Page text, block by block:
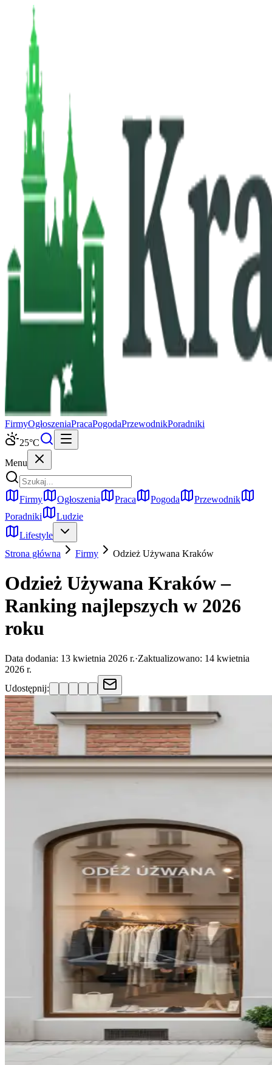
FirmyOgłoszeniaPracaPogodaPrzewodnikPoradniki
25°C
Menu
Firmy Ogłoszenia Praca Pogoda
Przewodnik
Poradniki
Ludzie
Lifestyle
Strona główna
Firmy Odzież Używana Kraków
Odzież Używana Kraków –
Ranking najlepszych w 2026
roku
Data dodania: 13 kwietnia 2026 r.·Zaktualizowano: 14 kwietnia
2026 r.
Udostępnij: